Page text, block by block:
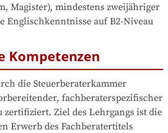
Magister), mindestens zweijähriger
Kompetenzen
die Steuerberaterkammer
fachberaterspezifischer
Ziel des Lehrgangs ist die
Erwerb des Fachberatertitels